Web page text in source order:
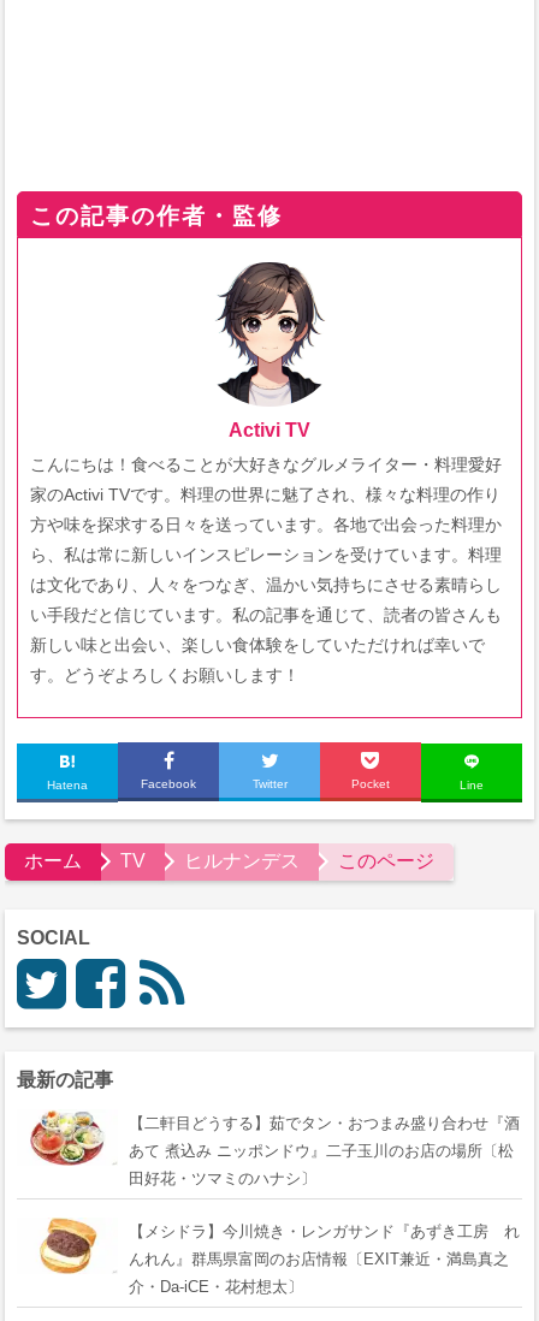
この記事の作者・監修
Activi TV
こんにちは！食べることが大好きなグルメライター・料理愛好
家のActivi TVです。料理の世界に魅了され、様々な料理の作り
方や味を探求する日々を送っています。各地で出会った料理か
ら、私は常に新しいインスピレーションを受けています。料理
は文化であり、人々をつなぎ、温かい気持ちにさせる素晴らし
い手段だと信じています。私の記事を通じて、読者の皆さんも
新しい味と出会い、楽しい食体験をしていただければ幸いで
す。どうぞよろしくお願いします！
Hatena Facebook Twitter Pocket Line
ホーム TV ヒルナンデス このページ
SOCIAL
最新の記事
【二軒目どうする】茹でタン・おつまみ盛り合わせ『酒
あて 煮込み ニッポンドウ』二子玉川のお店の場所〔松
田好花・ツマミのハナシ〕
【メシドラ】今川焼き・レンガサンド『あずき工房 れ
んれん』群馬県富岡のお店情報〔EXIT兼近・満島真之
介・Da-iCE・花村想太〕